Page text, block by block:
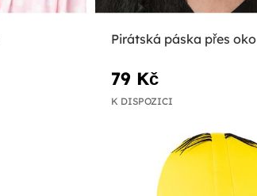
Pirátská páska přes oko
79 Kč
K DISPOZICI